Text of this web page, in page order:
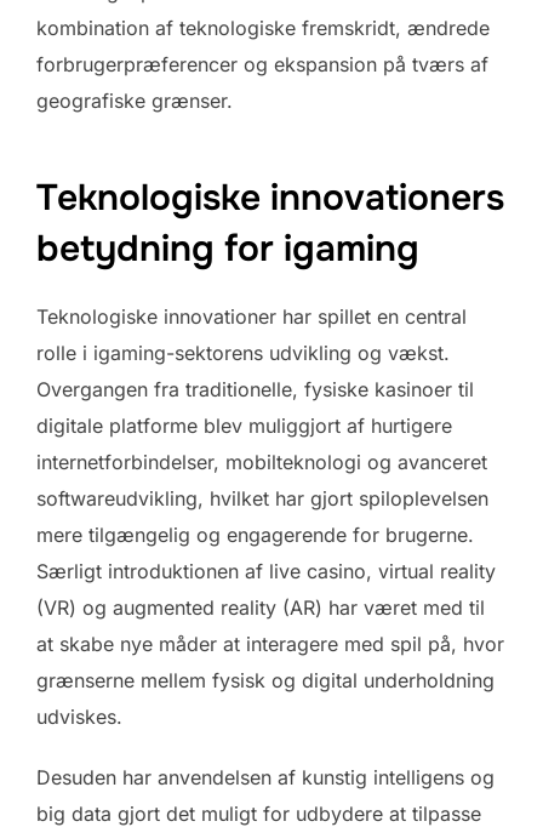
kombination af teknologiske fremskridt, ændrede
forbrugerpræferencer og ekspansion på tværs af
geografiske grænser.
Teknologiske innovationers
betydning for igaming
Teknologiske innovationer har spillet en central
rolle i igaming-sektorens udvikling og vækst.
Overgangen fra traditionelle, fysiske kasinoer til
digitale platforme blev muliggjort af hurtigere
internetforbindelser, mobilteknologi og avanceret
softwareudvikling, hvilket har gjort spiloplevelsen
mere tilgængelig og engagerende for brugerne.
Særligt introduktionen af live casino, virtual reality
(VR) og augmented reality (AR) har været med til
at skabe nye måder at interagere med spil på, hvor
grænserne mellem fysisk og digital underholdning
udviskes.
Desuden har anvendelsen af kunstig intelligens og
big data gjort det muligt for udbydere at tilpasse